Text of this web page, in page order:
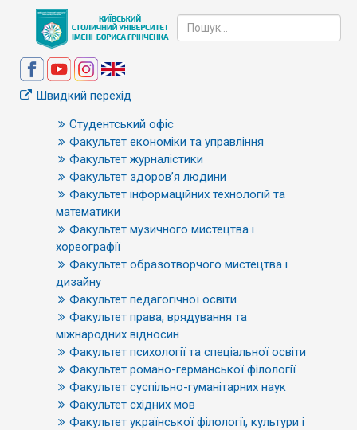
Швидкий перехід
Студентський офіс
Факультет економіки та управління
Факультет журналістики
Факультет здоров’я людини
Факультет інформаційних технологій та
математики
Факультет музичного мистецтва і
хореографії
Факультет образотворчого мистецтва і
дизайну
Факультет педагогічної освіти
Факультет права, врядування та
міжнародних відносин
Факультет психології та спеціальної освіти
Факультет романо-германської філології
Факультет суспільно-гуманітарних наук
Факультет східних мов
Факультет української філології, культури і